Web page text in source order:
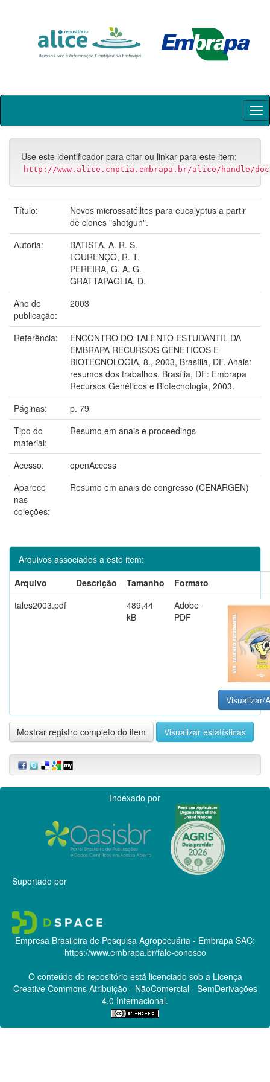
Skip
Use este identificador para citar ou linkar para este item:
http://www.alice.cnptia.embrapa.br/alice/handle/
Título:
Novos microssatélltes para eucalyptus a partir
de clones "shotgun".
Autoria:
BATISTA, A. R. S.
LOURENÇO, R. T.
PEREIRA, G. A. G.
GRATTAPAGLIA, D.
Ano de
publicação:
2003
Referência:
ENCONTRO DO TALENTO ESTUDANTIL DA
EMBRAPA RECURSOS GENETICOS E
BIOTECNOLOGIA, 8., 2003, Brasília, DF. Anais:
resumos dos trabalhos. Brasília, DF: Embrapa
Recursos Genéticos e Biotecnologia, 2003.
Páginas:
p. 79
Tipo do
material:
Resumo em anais e proceedings
Acesso:
openAccess
Aparece
nas
coleções:
Resumo em anais de congresso (CENARGEN)
Arquivos associados a este item:
Arquivo
Descrição Tamanho
Formato
tales2003.pdf
489,44
kB
Adobe
PDF
Visualizar/
Mostrar registro completo do item Visualizar estatísticas
Indexado por
Suportado por
Empresa Brasileira de Pesquisa Agropecuária - Embrapa SAC:
https://www.embrapa.br/fale-conosco
O conteúdo do repositório está licenciado sob a Licença
Creative CommonsAtribuição - NãoComercial - SemDerivações
4.0 Internacional.